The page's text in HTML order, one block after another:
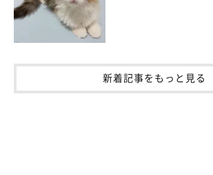
猫野ココ
神奈川県在住のフリーランスのイラストレー
様々な媒体で活動中。
・ツイッター：@coco_memoire
新着記事をもっと見る